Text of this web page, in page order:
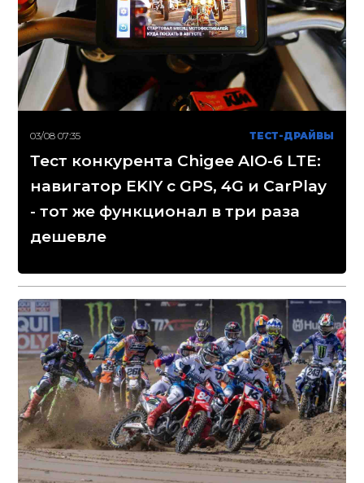
03/08 07:35 ТЕСТ-ДРАЙВЫ
Тест конкурента Chigee AIO-6 LTE:
навигатор EKIY с GPS, 4G и CarPlay
- тот же функционал в три раза
дешевле